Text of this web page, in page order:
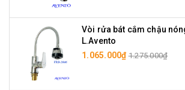
Vòi rửa bát cắm chậu
L.Avento
1.065.000₫ 1.275.000₫